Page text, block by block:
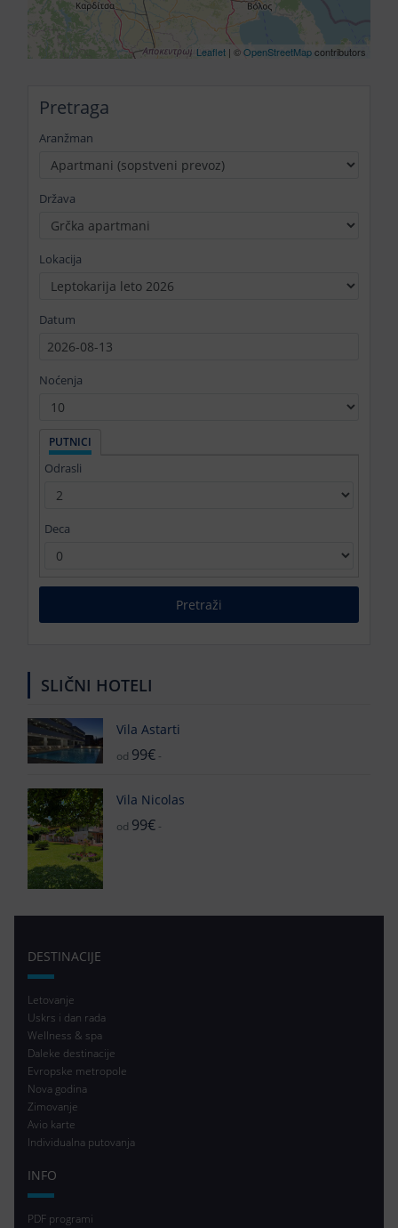
Leaflet | ©OpenStreetMapcontributors
Pretraga
Aranžman
Država
Lokacija
Datum
Noćenja
PUTNICI
Odrasli
Deca
Pretraži
SLIČNI HOTELI
Vila Astarti
od 99€ -
Vila Nicolas
od 99€ -
DESTINACIJE
Letovanje
Uskrs i dan rada
Wellness & spa
Daleke destinacije
Evropske metropole
Nova godina
Zimovanje
Avio karte
Individualna putovanja
INFO
PDF programi